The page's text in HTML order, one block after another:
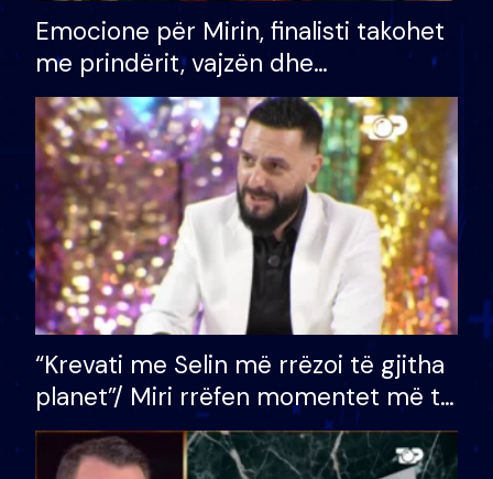
Emocione për Mirin, finalisti takohet
me prindërit, vajzën dhe
bashkëshorten: S’kemi ndonjë letër
divorci apo jo?
“Krevati me Selin më rrëzoi të gjitha
planet”/ Miri rrëfen momentet më të
bukura në shtëpinë e BB VIP: Do më
mungojë zilja e mëngjesit kur…